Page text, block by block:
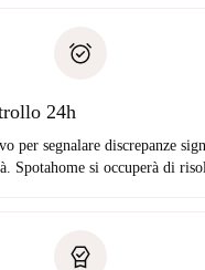
del pagamento
problemi.
24h
per segnalare discrepanze
Spotahome si occuperà di